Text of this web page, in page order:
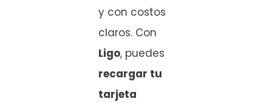
y con costos
claros. Con
Ligo, puedes
recargar tu
tarjeta